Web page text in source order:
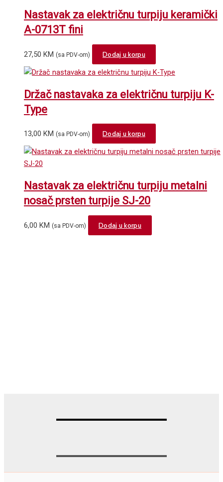
Nastavak za električnu turpiju keramički
A-0713T fini
27,50 KM (sa PDV-om) Dodaj u korpu
Držač nastavaka za električnu turpiju K-
Type
13,00 KM (sa PDV-om) Dodaj u korpu
Nastavak za električnu turpiju metalni
nosač prsten turpije SJ-20
6,00 KM (sa PDV-om) Dodaj u korpu